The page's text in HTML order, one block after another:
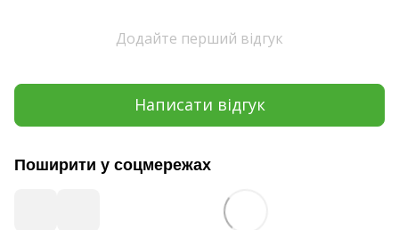
Додайте перший відгук
Написати відгук
Поширити у соцмережах